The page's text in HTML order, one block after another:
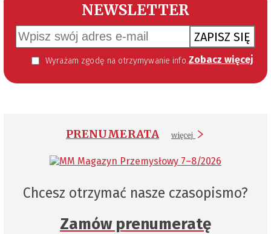
NEWSLETTER
ZAPISZ SIĘ
Wyrażam zgodę na otrzymywanie informacji handlowej kierowanej do mnie za pomocą środków komunikacji elektronicznej w szczególności poczty elektronicznej zgodnie z przepisem art. 10 ust 2 ustawy z dnia 18 lipca 2002 roku o świadczeniu usług drogą elektroniczną (Dz. U. 144 z 2002 r. poz. 1204). Zgoda jest dobrowolna, jednak jej wyrażenie jest konieczne, aby otrzymywać newsletter. Zobacz więcej
PRENUMERATA więcej
Chcesz otrzymać nasze czasopismo?
Zamów prenumeratę